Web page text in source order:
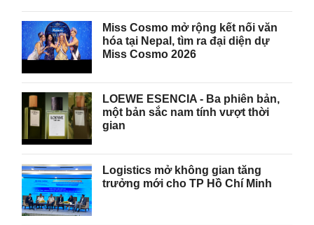
Miss Cosmo mở rộng kết nối văn
hóa tại Nepal, tìm ra đại diện dự
Miss Cosmo 2026
LOEWE ESENCIA - Ba phiên bản,
một bản sắc nam tính vượt thời
gian
Logistics mở không gian tăng
trưởng mới cho TP Hồ Chí Minh